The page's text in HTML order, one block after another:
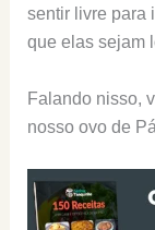
sentir livre para
que elas sejam
Falando nisso,
nosso ovo de